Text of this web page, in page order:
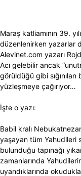
Maraş katliamının 39.
düzenlenirken yazarlar
Alevinet.com yazarı
Acı gelebilir ancak
görüldüğü gibi
yüzleşmeye çağırıyor…
İşte o yazı:
Babil kralı
yaşayan tüm Yahudileri
bulunduğu tapınağı
zamanlarında
uyandıklarında